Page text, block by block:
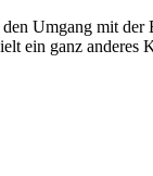
Umgang mit
ein ganz